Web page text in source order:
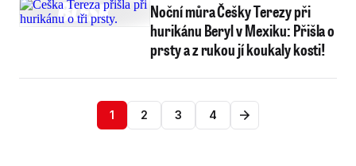
Noční můra Češky Terezy při
hurikánu Beryl v Mexiku: Přišla o
prsty a z rukou jí koukaly kosti!
1 2 3 4